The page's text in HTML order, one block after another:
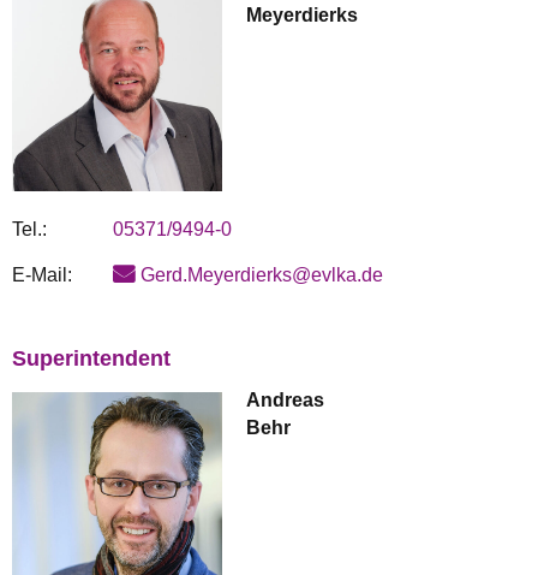
Meyerdierks
Tel.: 05371/9494-0
E-Mail: Gerd.Meyerdierks@evlka.de
Superintendent
Andreas
Behr